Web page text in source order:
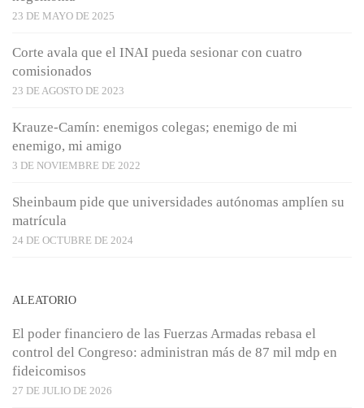
23 DE MAYO DE 2025
Corte avala que el INAI pueda sesionar con cuatro
comisionados
23 DE AGOSTO DE 2023
Krauze-Camín: enemigos colegas; enemigo de mi
enemigo, mi amigo
3 DE NOVIEMBRE DE 2022
Sheinbaum pide que universidades autónomas amplíen su
matrícula
24 DE OCTUBRE DE 2024
ALEATORIO
El poder financiero de las Fuerzas Armadas rebasa el
control del Congreso: administran más de 87 mil mdp en
fideicomisos
27 DE JULIO DE 2026